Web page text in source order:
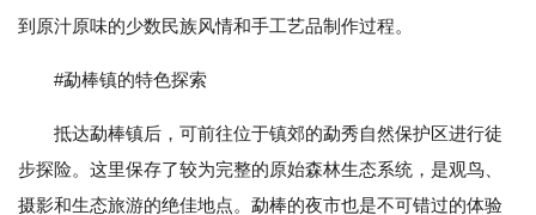
到原汁原味的少数民族风情和手工艺品制作过程。
#勐棒镇的特色探索
抵达勐棒镇后，可前往位于镇郊的勐秀自然保护区进行徒
步探险。这里保存了较为完整的原始森林生态系统，是观鸟、
摄影和生态旅游的绝佳地点。勐棒的夜市也是不可错过的体验